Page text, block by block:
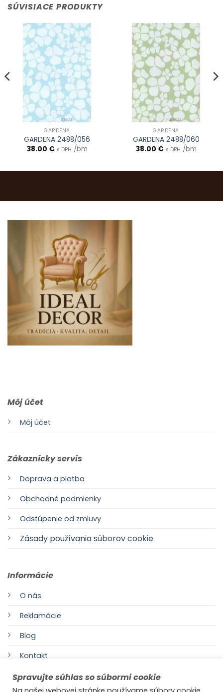
SÚVISIACE PRODUKTY
GARDENA
GARDENA 2488/056
38.00 € s DPH /bm
GARDENA
GARDENA 2488/060
38.00 € s DPH /bm
Môj účet
Môj účet
Zákaznícky servis
Doprava a platba
Obchodné podmienky
Odstúpenie od zmluvy
Zásady používania súborov cookie
Informácie
O nás
Reklamácie
Blog
Kontakt
Spravujte súhlas so súbormi cookie